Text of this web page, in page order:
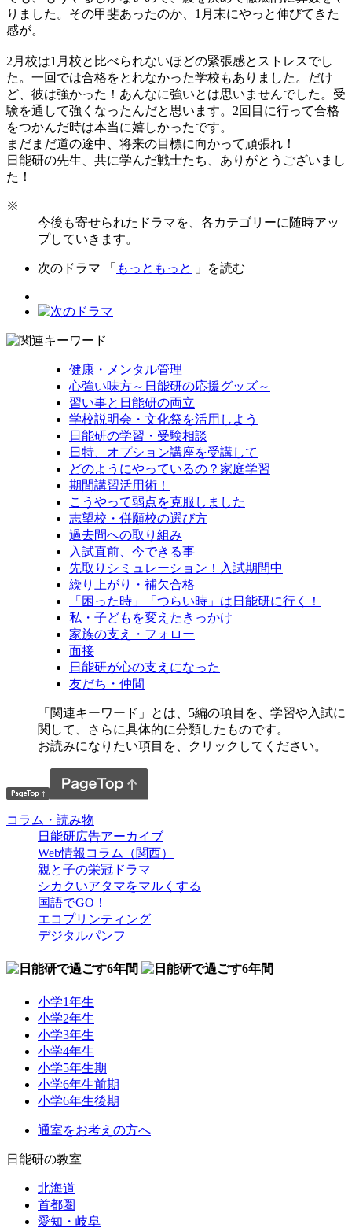
りました。その甲斐あったのか、1月末にやっと伸びてきた
感が。
2月校は1月校と比べられないほどの緊張感とストレスでし
た。一回では合格をとれなかった学校もありました。だけ
ど、彼は強かった！あんなに強いとは思いませんでした。受
験を通して強くなったんだと思います。2回目に行って合格
をつかんだ時は本当に嬉しかったです。
まだまだ道の途中、将来の目標に向かって頑張れ！
日能研の先生、共に学んだ戦士たち、ありがとうございまし
た！
※
今後も寄せられたドラマを、各カテゴリーに随時アッ
プしていきます。
次のドラマ 「 もっともっと 」を読む
健康・メンタル管理
心強い味方～日能研の応援グッズ～
習い事と日能研の両立
学校説明会・文化祭を活用しよう
日能研の学習・受験相談
日特、オプション講座を受講して
どのようにやっているの？家庭学習
期間講習活用術！
こうやって弱点を克服しました
志望校・併願校の選び方
過去問への取り組み
入試直前、今できる事
先取りシミュレーション！入試期間中
繰り上がり・補欠合格
「困った時」「つらい時」は日能研に行く！
私・子どもを変えたきっかけ
家族の支え・フォロー
面接
日能研が心の支えになった
友だち・仲間
「関連キーワード」とは、5編の項目を、学習や入試に
関して、さらに具体的に分類したものです。
お読みになりたい項目を、クリックしてください。
コラム・読み物
日能研広告アーカイブ
Web情報コラム（関西）
親と子の栄冠ドラマ
シカクいアタマをマルくする
国語でGO！
エコプリンティング
デジタルパンフ
小学1年生
小学2年生
小学3年生
小学4年生
小学5年生期
小学6年生前期
小学6年生後期
通室をお考えの方へ
日能研の教室
北海道
首都圏
愛知・岐阜